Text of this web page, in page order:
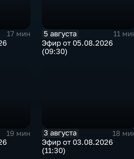
17 мин
5 августа
11
Эфир от 05.08.2026
(09:30)
19 мин
3 августа
18
Эфир от 03.08.2026
(11:30)